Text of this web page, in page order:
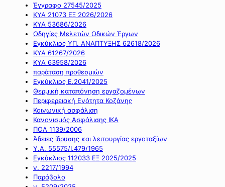
Έγγραφο 27545/2025
ΚΥΑ 21073 ΕΞ 2026/2026
ΚΥΑ 53686/2026
Οδηγίες Μελετών Οδικών Έργων
Εγκύκλιος ΥΠ. ΑΝΑΠΤΥΞΗΣ 62618/2026
ΚΥΑ 61267/2026
ΚΥΑ 63958/2026
παράταση προθεσμιών
Εγκύκλιος Ε.2041/2025
Θερμική καταπόνηση εργαζομένων
Περιφερειακή Ενότητα Κοζάνης
Κοινωνική ασφάλιση
Κανονισμός Ασφάλισης ΙΚΑ
ΠΟΛ 1139/2006
Άδειες ίδρυσης και λειτουργίας εργοταξίων
Υ.Α. 55575/Ι.479/1965
Εγκύκλιος 112033 ΕΞ 2025/2025
ν. 2217/1994
Παράβολο